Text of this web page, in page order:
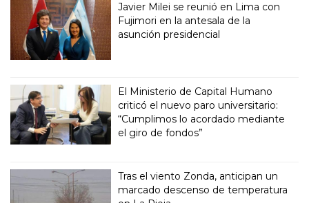
Javier Milei se reunió en Lima con
Fujimori en la antesala de la
asunción presidencial
El Ministerio de Capital Humano
criticó el nuevo paro universitario:
“Cumplimos lo acordado mediante
el giro de fondos”
Tras el viento Zonda, anticipan un
marcado descenso de temperatura